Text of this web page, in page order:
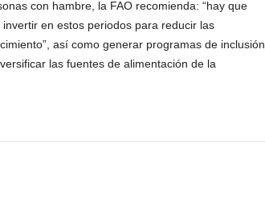
con hambre, la FAO recomienda: “hay que
en estos periodos para reducir las
así como generar programas de inclusión
las fuentes de alimentación de la